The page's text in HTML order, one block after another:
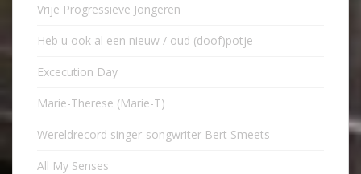
Vrije Progressieve Jongeren
Heb u ook al een nieuw / oud (doof)potje
Excecution Day
Marie-Therese (Marie-T)
Wereldrecord singer-songwriter Bert Smeets
All My Senses